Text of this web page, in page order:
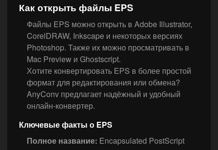
Как открыть файлы EPS
Файлы EPS можно открыть в Adobe Illustrator,
CorelDRAW, Inkscape и некоторых версиях
Photoshop. Также их можно просматривать в
Mac Preview и Ghostscript.
Хотите конвертировать EPS в более простой
формат для редактирования или обмена?
AnyConv предлагает надёжный и удобный
онлайн-конвертер.
Ключевые факты о EPS
Полное название: Encapsulated PostScript